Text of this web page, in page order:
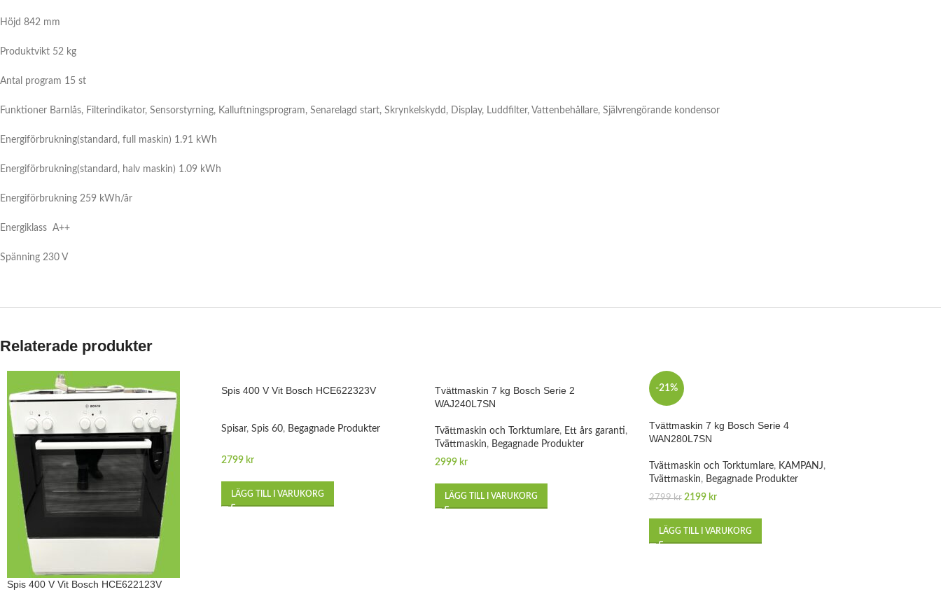
Höjd 842 mm
Produktvikt 52 kg
Antal program 15 st
Funktioner Barnlås, Filterindikator, Sensorstyrning, Kalluftningsprogram, Senarelagd start, Skrynkelskydd, Display, Luddfilter, Vattenbehållare, Självrengörande kondensor
Energiförbrukning(standard, full maskin) 1.91 kWh
Energiförbrukning(standard, halv maskin) 1.09 kWh
Energiförbrukning 259 kWh/år
Energiklass A++
Spänning 230 V
Relaterade produkter
Spis 400 V Vit Bosch HCE622123V
Spis 400 V Vit Bosch HCE622323V
Spisar, Spis 60, Begagnade Produkter
2799 kr
LÄGG TILL I VARUKORG
Tvättmaskin 7 kg Bosch Serie 2
WAJ240L7SN
Tvättmaskin och Torktumlare, Ett års garanti,
Tvättmaskin, Begagnade Produkter
2999 kr
LÄGG TILL I VARUKORG
-21%
Tvättmaskin 7 kg Bosch Serie 4
WAN280L7SN
Tvättmaskin och Torktumlare, KAMPANJ,
Tvättmaskin, Begagnade Produkter
2799kr 2199 kr
LÄGG TILL I VARUKORG